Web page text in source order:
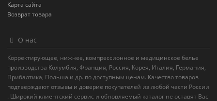
Карта сайта
Возврат товара
О нас
Корректирующее, нижнее, компрессионное и медицинское белье
производства Колумбия, Франция, Россия, Корея, Италия, Германия,
Прибалтика, Польша и др. по доступным ценам. Качество товаров
подтверждают отзывы и доверие покупателей из любой части России
. Широкий клиентский сервис и обновляемый каталог не оставят Вас